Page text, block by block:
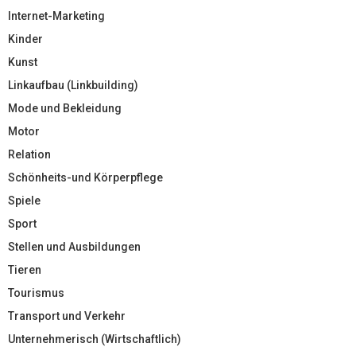
Internet-Marketing
Kinder
Kunst
Linkaufbau (Linkbuilding)
Mode und Bekleidung
Motor
Relation
Schönheits-und Körperpflege
Spiele
Sport
Stellen und Ausbildungen
Tieren
Tourismus
Transport und Verkehr
Unternehmerisch (Wirtschaftlich)